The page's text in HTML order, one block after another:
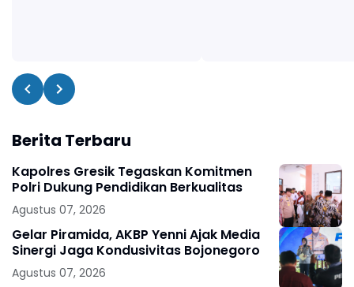
Berita Terbaru
Kapolres Gresik Tegaskan Komitmen
Polri Dukung Pendidikan Berkualitas
Agustus 07, 2026
Gelar Piramida, AKBP Yenni Ajak Media
Sinergi Jaga Kondusivitas Bojonegoro
Agustus 07, 2026